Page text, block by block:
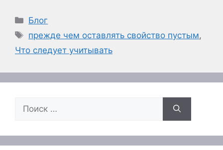
Рубрики
Блог
Метки
прежде чем оставлять свойство пустым,
Что следует учитывать
Поиск: